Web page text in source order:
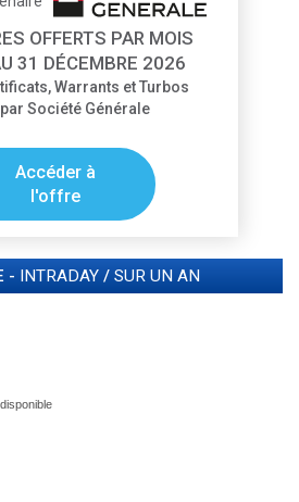
OFFERTS PAR MOIS
31 DÉCEMBRE 2026
Warrants et Turbos
Société Générale
Accéder à
l'offre
- INTRADAY / SUR UN AN